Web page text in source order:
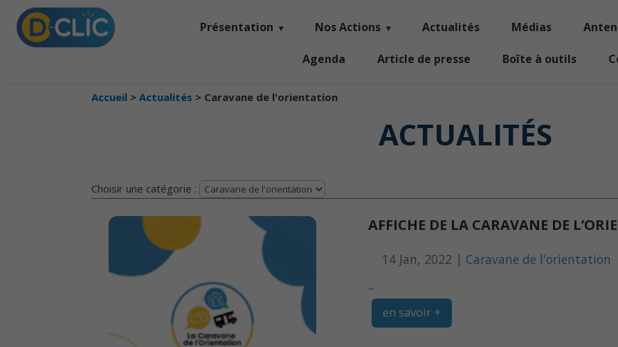
Présentation Nos Actions Actualités Médias
Agenda Article de presse Boîte à outils
Accueil > Actualités > Caravane de l'orientation
ACTUALITÉS
Choisir une catégorie :
AFFICHE DE LA CARAVANE DE
14 Jan, 2022 | Caravane de l'orientation
...
en savoir +